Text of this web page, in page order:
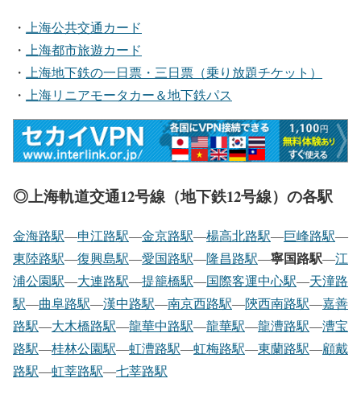
・ 上海公共交通カード
・ 上海都市旅遊カード
・ 上海地下鉄の一日票・三日票（乗り放題チケット）
・ 上海リニアモータカー＆地下鉄パス
◎上海軌道交通12号線（地下鉄12号線）の各駅
金海路駅―申江路駅―金京路駅―楊高北路駅―巨峰路駅―
東陸路駅―復興島駅―愛国路駅―隆昌路駅―寧国路駅―江
浦公園駅―大連路駅―提籠橋駅―国際客運中心駅―天潼路
駅―曲阜路駅―漢中路駅―南京西路駅―陝西南路駅―嘉善
路駅―大木橋路駅―龍華中路駅―龍華駅―龍漕路駅―漕宝
路駅―桂林公園駅―虹漕路駅―虹梅路駅―東蘭路駅―顧戴
路駅―虹莘路駅―七莘路駅